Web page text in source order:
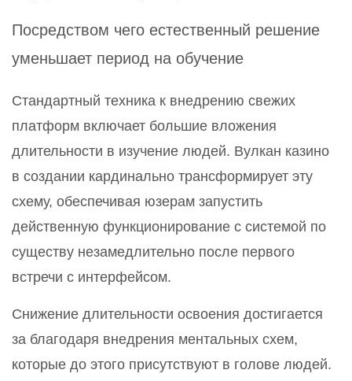
Посредством чего естественный решение
уменьшает период на обучение
Стандартный техника к внедрению свежих
платформ включает большие вложения
длительности в изучение людей. Вулкан казино
в создании кардинально трансформирует эту
схему, обеспечивая юзерам запустить
действенную функционирование с системой по
существу незамедлительно после первого
встречи с интерфейсом.
Снижение длительности освоения достигается
за благодаря внедрения ментальных схем,
которые до этого присутствуют в голове людей.